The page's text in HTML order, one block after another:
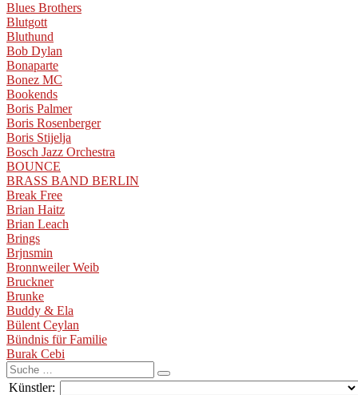
Blues Brothers
Blutgott
Bluthund
Bob Dylan
Bonaparte
Bonez MC
Bookends
Boris Palmer
Boris Rosenberger
Boris Stijelja
Bosch Jazz Orchestra
BOUNCE
BRASS BAND BERLIN
Break Free
Brian Haitz
Brian Leach
Brings
Brjnsmin
Bronnweiler Weib
Bruckner
Brunke
Buddy & Ela
Bülent Ceylan
Bündnis für Familie
Burak Cebi
Suche
nach:
Künstler: